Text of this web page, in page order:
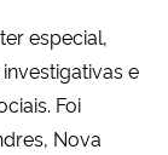
especial,
e
Foi
Nova